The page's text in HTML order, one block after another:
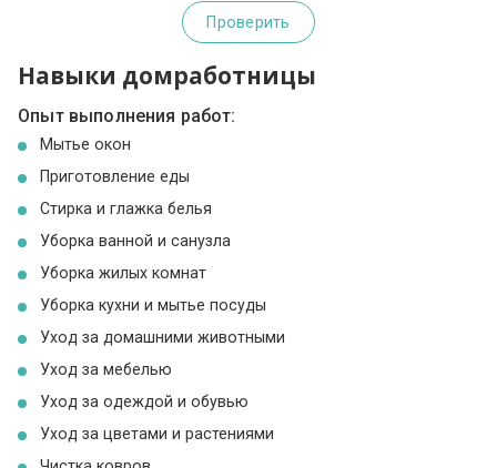
Проверить
Навыки домработницы
Опыт выполнения работ:
Мытье окон
Приготовление еды
Стирка и глажка белья
Уборка ванной и санузла
Уборка жилых комнат
Уборка кухни и мытье посуды
Уход за домашними животными
Уход за мебелью
Уход за одеждой и обувью
Уход за цветами и растениями